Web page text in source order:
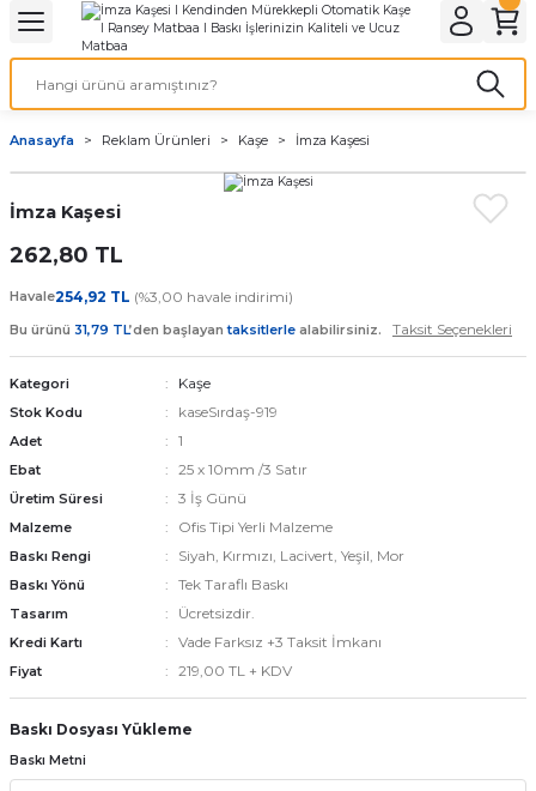
Geri Dön
Geri Dön
Kağıdı
Geri Dön
Geri Dön
Ürünleri
Geri Dön
Geri Dön
Geri Dön
Anasayfa Reklam Ürünleri Kaşe İmza Kaşesi
İmza Kaşesi
262,80 TL
Havale254,92 TL (%3,00 havale indirimi)
Bu ürünü 31,79 TL’den başlayantaksitlerle alabilirsiniz. Taksit Seçenekleri
Kategori Kaşe
Stok Kodu kaseSırdaş-919
Adet 1
Ebat 25 x 10mm /3 Satır
Üretim Süresi 3 İş Günü
Malzeme Ofis Tipi Yerli Malzeme
Baskı Rengi Siyah, Kırmızı, Lacivert, Yeşil, Mor
Baskı Yönü Tek Taraflı Baskı
Tasarım Ücretsizdir.
Kredi Kartı Vade Farksız +3 Taksit İmkanı
Fiyat 219,00 TL + KDV
Baskı Dosyası Yükleme
Baskı Metni